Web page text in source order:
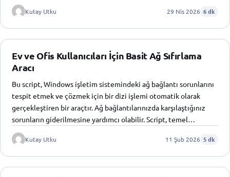
Kutay Utku 29 Nis 2026 6 dk
Ev ve Ofis Kullanıcıları İçin Basit Ağ Sıfırlama
Aracı
Bu script, Windows işletim sistemindeki ağ bağlantı sorunlarını
tespit etmek ve çözmek için bir dizi işlemi otomatik olarak
gerçekleştiren bir araçtır. Ağ bağlantılarınızda karşılaştığınız
sorunların giderilmesine yardımcı olabilir. Script, temel…
Kutay Utku 11 Şub 2026 5 dk